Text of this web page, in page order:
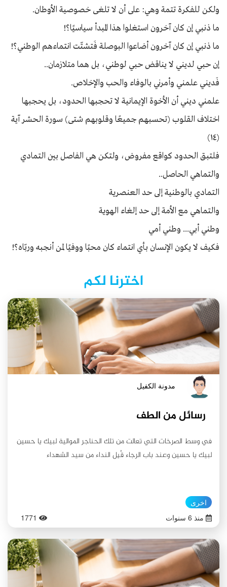
ولكن للفكرة تتمة وهي: على أن لا تلغى خصوصية الأوطان.
ما ذنبي إن كان آخرون استغلوا هذا المبدأ سياسيًا؟!
ما ذنبي إن كان آخرون أضاعوا البوصلة فَتشتّت انتماءهم الوطني؟!
إن حبي لديني لا يناقض حبي لوطني، بل هما متلازمان..
فَديني علمني وأمرني بالوفاء والحب والإخلاص.
علمني ديني أن الأخوة الإيمانية لا تحجبها الحدود، بل يحجبها
اختلاف القلوب (تحسبهم جميعًا وقلوبهم شتى) سورة الحشر آية
(١٤)
فلتبق الحدود كواقع مفروض، ولتكن هي الفاصل بين التمادي
والتماهي الحاصل..
التمادي بالوطنية إلى حد العنصرية
والتماهي مع الأمة إلى حد إلغاء الهوية
وطني أبي... وطني أمي
فكيف لا يكون الإنسان بأي انتماء كان محبًا ووفيًا لمن أنجبه وربّاه؟!
اخترنا لكم
مدونة الكفيل
رسائل من الطف
في وسط الصرخات التي تعالت من تلك الحناجر الموالية لبيك يا حسين
لبيك يا حسين وعند باب الرجاء قُبِل النداء من سيد الشهداء
اخرى
منذ 6 سنوات
1771